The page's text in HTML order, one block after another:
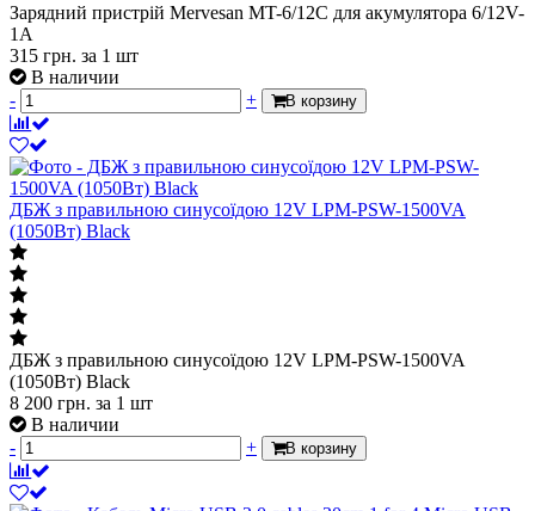
Зарядний пристрій Mervesan MT-6/12C для акумулятора 6/12V-
1A
315 грн. за 1 шт
В наличии
-
+ В корзину
ДБЖ з правильною синусоїдою 12V LPM-PSW-1500VA
(1050Вт) Black
ДБЖ з правильною синусоїдою 12V LPM-PSW-1500VA
(1050Вт) Black
8 200 грн. за 1 шт
В наличии
-
+ В корзину